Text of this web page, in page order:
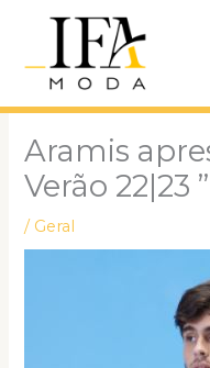
conteúdo
Aramis
Verão 22|23
/ Geral